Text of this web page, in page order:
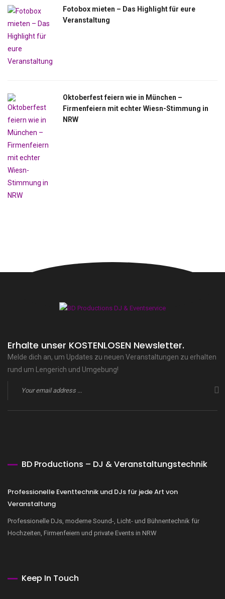
Fotobox mieten – Das Highlight für eure
Veranstaltung
Oktoberfest feiern wie in München –
Firmenfeiern mit echter Wiesn-Stimmung in
NRW
Erhalte unser KOSTENLOSEN Newsletter.
Melde dich an, um Updates zu neuen Veranstaltungen zu erhalten
rund um Lengerich und Umgebung!
BD Productions – DJ & Veranstaltungstechnik
Professionelle Eventtechnik und DJs für jede Art von
Veranstaltung
Professionelle DJs, moderne Sound-, Licht- und Bühnentechnik für
Hochzeiten, Firmenfeiern und private Events in NRW
Keep In Touch